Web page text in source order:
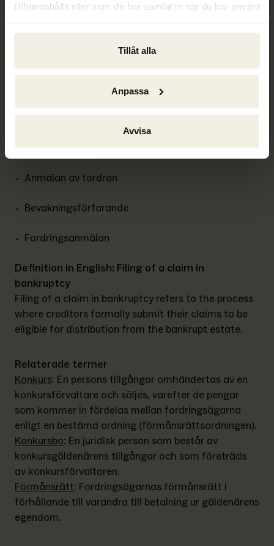
tillhandahållit eller som de har samlat in när du har använt
Tillåt alla
Anpassa
Avvisa
Ett företag som levererat varor till gäldenären
En långivare med en oprioriterad fordran bevakar
sin fordran för att få del av utdelningen.
obetalda skatter och avgifter.
Synonymer och relaterade begrepp:
Anmälan av fordran
Bevakningsförfarande
Fordringsanmälan
Definition in English: Filing of a claim in
bankruptcy
Filing of a claim in bankruptcy refers to the process
where creditors formally submit their claims to be
eligible for distribution from the bankrupt estate.
Relaterade termer
Konkurs: En persons tillgångar omhändertas av en
konkursförvaltare och säljes, varefter de pengar
som kommer in fördelas mellan fordringsägarna
enligt en bestämd ordning (förmånsrättsordningen).
Konkursbo: En juridisk person som består av
konkursgäldenärens tillgångar och som företräds
av konkursförvaltaren.
Förmånsrätt: Fordringsägarnas förmånsrätt i
förhållande till varandra till betalning ur gäldenärens
egendom.